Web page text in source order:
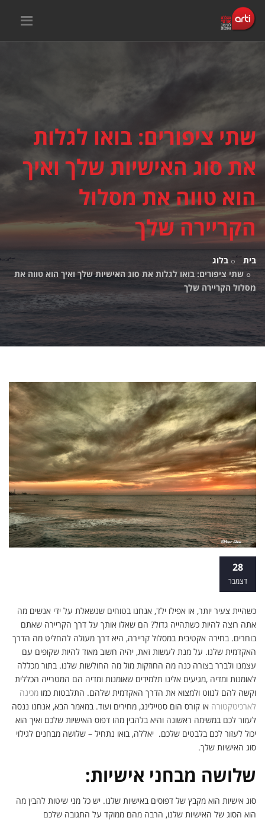
שתי ציפורים: בואו לגלות
את סוג האישיות שלך ואיך
הוא טווה את מסלול
הקריירה שלך
בית
בלוג
שתי ציפורים: בואו לגלות את סוג האישיות שלך ואיך הוא טווה את
מסלול הקריירה שלך
28
דצמבר
כשהיית צעיר יותר, או אפילו ילד, אנחנו בטוחים שנשאלת על ידי אנשים מה
אתה רוצה להיות כשתהייה גדול? הם שאלו אותך על דרך הקריירה שאתם
בוחרים. בחירה אקטיבית במסלול קריירה, היא דרך מעולה להחליט מה הדרך
האקדמית שלנו. על מנת לעשות זאת, יהיה חשוב מאוד להיות שקופים עם
עצמנו ולברר בצורה כנה מה החוזקות מול מה החולשות שלנו. בתור מכללה
לאומנות ומדיה ,מגיעים אלינו תלמידים שאומנות ומדיה הם המטרייה הכללית
וקשה להם לנווט ולמצוא את הדרך האקדמית שלהם. התלבטות כמו מכינה
לארכיטקטורה או קורס הום סטיילינג, מחירים ועוד. במאמר הבא, אנחנו ננסה
לעזור לכם במשימה ראשונה והיא בלהבין מהו דפוס האישיות שלכם ואיך הוא
יכול לעזור לכם בלבטים שלכם. יאללה, בואו נתחיל – שלושה מבחנים לגילוי
סוג האישיות שלך.
שלושה מבחני אישיות:
סוג אישיות הוא מקבץ של דפוסים באישיות שלנו. יש כל מני שיטות להבין מה
הוא הסוג של האישיות שלנו, הרבה מהם ממוקד על התגובה שלכם